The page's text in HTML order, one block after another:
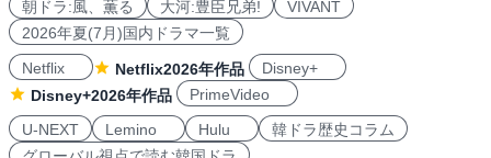
朝ドラ:風、薫る 大河:豊臣兄弟!
VIVANT
2026年夏(7月)国内ドラマ一覧
Netflix
Netflix2026年作品
Disney+
Disney+2026年作品
PrimeVideo
U-NEXT
Lemino Hulu
韓ドラ歴史コラム